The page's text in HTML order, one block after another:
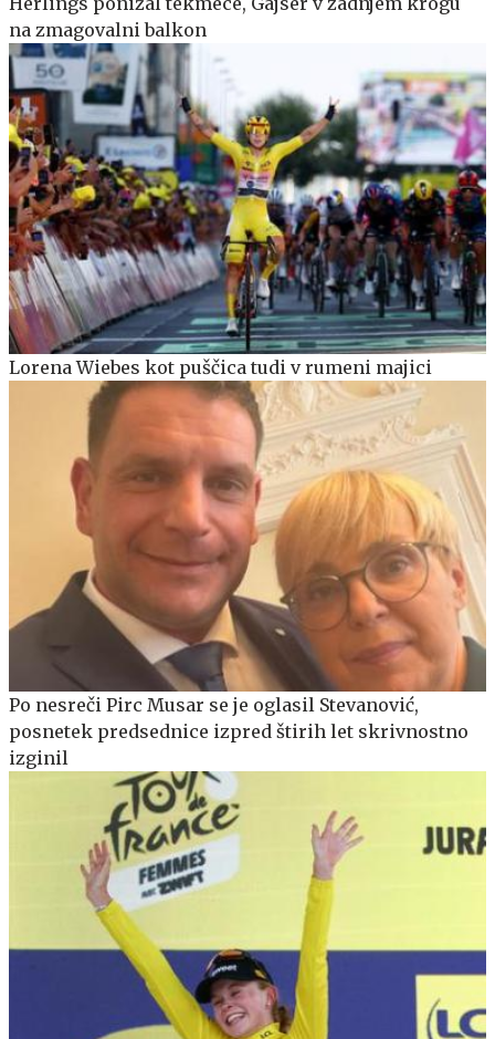
na zmagovalni balkon
Lorena Wiebes kot puščica tudi v rumeni majici
Po nesreči Pirc Musar se je oglasil Stevanović,
posnetek predsednice izpred štirih let skrivnostno
izginil